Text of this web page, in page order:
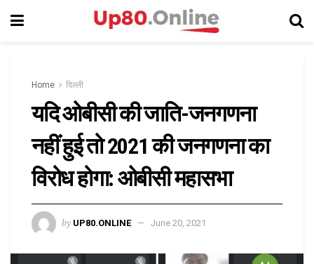
Home दिल्ली
यदि ओबीसी की जाति-जनगणना
नहीं हुई तो 2021 की जनगणना का
विरोध होगा: ओबीसी महासभा
by UP80.ONLINE June 20, 2021